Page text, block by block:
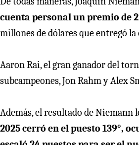
cuenta personal un premio de
millones de dólares que entregó la
Aaron Rai, el gran ganador del
subcampeones, Jon Rahm y Alex
Además, el resultado de
2025 cerró en el puesto 139°,